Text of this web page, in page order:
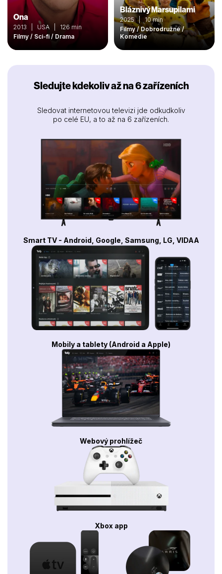
Ona
2013 | USA | 126 min
Filmy / Sci-fi / Drama
Bláznivý Marsupilami
2025 | 10 min
Filmy / Dobrodružné /
Komedie
Sledujte kdekoliv až na 6 zařízeních
Sledovat internetovou televizi jde odkudkoliv
po celé EU, a to až na 6 zařízeních.
Smart TV - Android, Google, Samsung, LG, VIDAA
Mobily a tablety (Android a Apple)
Webový prohlížeč
Xbox app